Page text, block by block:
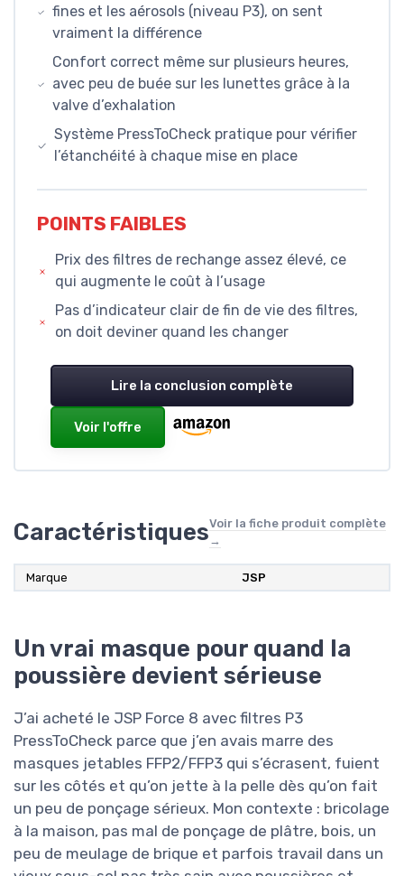
fines et les aérosols (niveau P3), on sent
vraiment la différence
Confort correct même sur plusieurs heures,
avec peu de buée sur les lunettes grâce à la
valve d’exhalation
Système PressToCheck pratique pour vérifier
l’étanchéité à chaque mise en place
POINTS FAIBLES
Prix des filtres de rechange assez élevé, ce
qui augmente le coût à l’usage
Pas d’indicateur clair de fin de vie des filtres,
on doit deviner quand les changer
Lire la conclusion complète
Voir l'offre
CaractéristiquesVoir la fiche produit complète
→
Marque JSP
Un vrai masque pour quand la
poussière devient sérieuse
J’ai acheté le JSP Force 8 avec filtres P3
PressToCheck parce que j’en avais marre des
masques jetables FFP2/FFP3 qui s’écrasent, fuient
sur les côtés et qu’on jette à la pelle dès qu’on fait
un peu de ponçage sérieux. Mon contexte : bricolage
à la maison, pas mal de ponçage de plâtre, bois, un
peu de meulage de brique et parfois travail dans un